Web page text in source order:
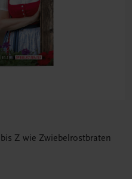
Z wie Zwiebelrostbraten